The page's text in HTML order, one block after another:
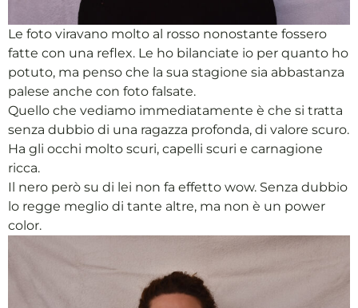
Le foto viravano molto al rosso nonostante fossero
fatte con una reflex. Le ho bilanciate io per quanto ho
potuto, ma penso che la sua stagione sia abbastanza
palese anche con foto falsate.
Quello che vediamo immediatamente è che si tratta
senza dubbio di una ragazza profonda, di valore scuro.
Ha gli occhi molto scuri, capelli scuri e carnagione
ricca.
Il nero però su di lei non fa effetto wow. Senza dubbio
lo regge meglio di tante altre, ma non è un power
color.